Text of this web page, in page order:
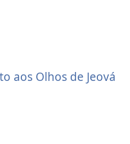
aos Olhos de Jeová